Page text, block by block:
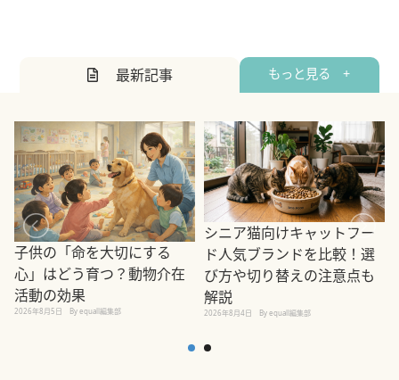
最新記事 もっと見る +
子供の「命を大切にする
心」はどう育つ？動物介在
活動の効果
2026年8月5日 By equall編集部
シニア猫向けキャットフー
ド人気ブランドを比較！選
び方や切り替えの注意点も
解説
2026年8月4日 By equall編集部